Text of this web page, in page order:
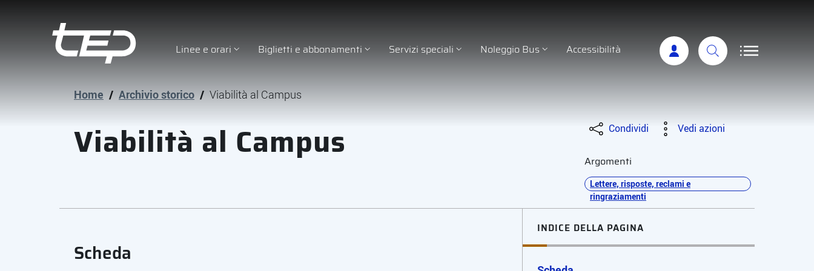
Tep - Trasporti pubblici ParmaLinee e orari Biglietti e abbonamenti Servizi speciali Noleggio Bus Accessibilità
Home / Archivio storico / Viabilità al Campus
Viabilità al Campus Condividi Vedi azioni
Argomenti
Lettere, risposte, reclami e
ringraziamenti
Scheda
INDICE DELLA PAGINA